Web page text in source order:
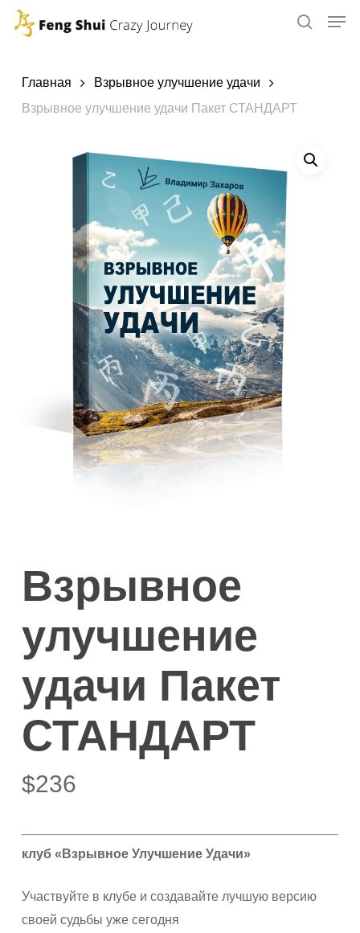
Skip
contentГлавная
Взрывное улучшение удачи
Взрывное улучшение удачи Пакет СТАНДАРТ
Взрывное
улучшение
удачи Пакет
СТАНДАРТ
$236
клуб «Взрывное Улучшение Удачи»
Участвуйте в клубе и создавайте лучшую версию
своей судьбы уже сегодня